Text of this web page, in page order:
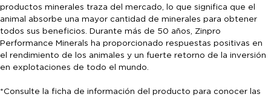
productos minerales traza del mercado, lo que significa que el
animal absorbe una mayor cantidad de minerales para obtener
todos sus beneficios. Durante más de 50 años, Zinpro
Performance Minerals ha proporcionado respuestas positivas en
el rendimiento de los animales y un fuerte retorno de la inversión
en explotaciones de todo el mundo.
*Consulte la ficha de información del producto para conocer las